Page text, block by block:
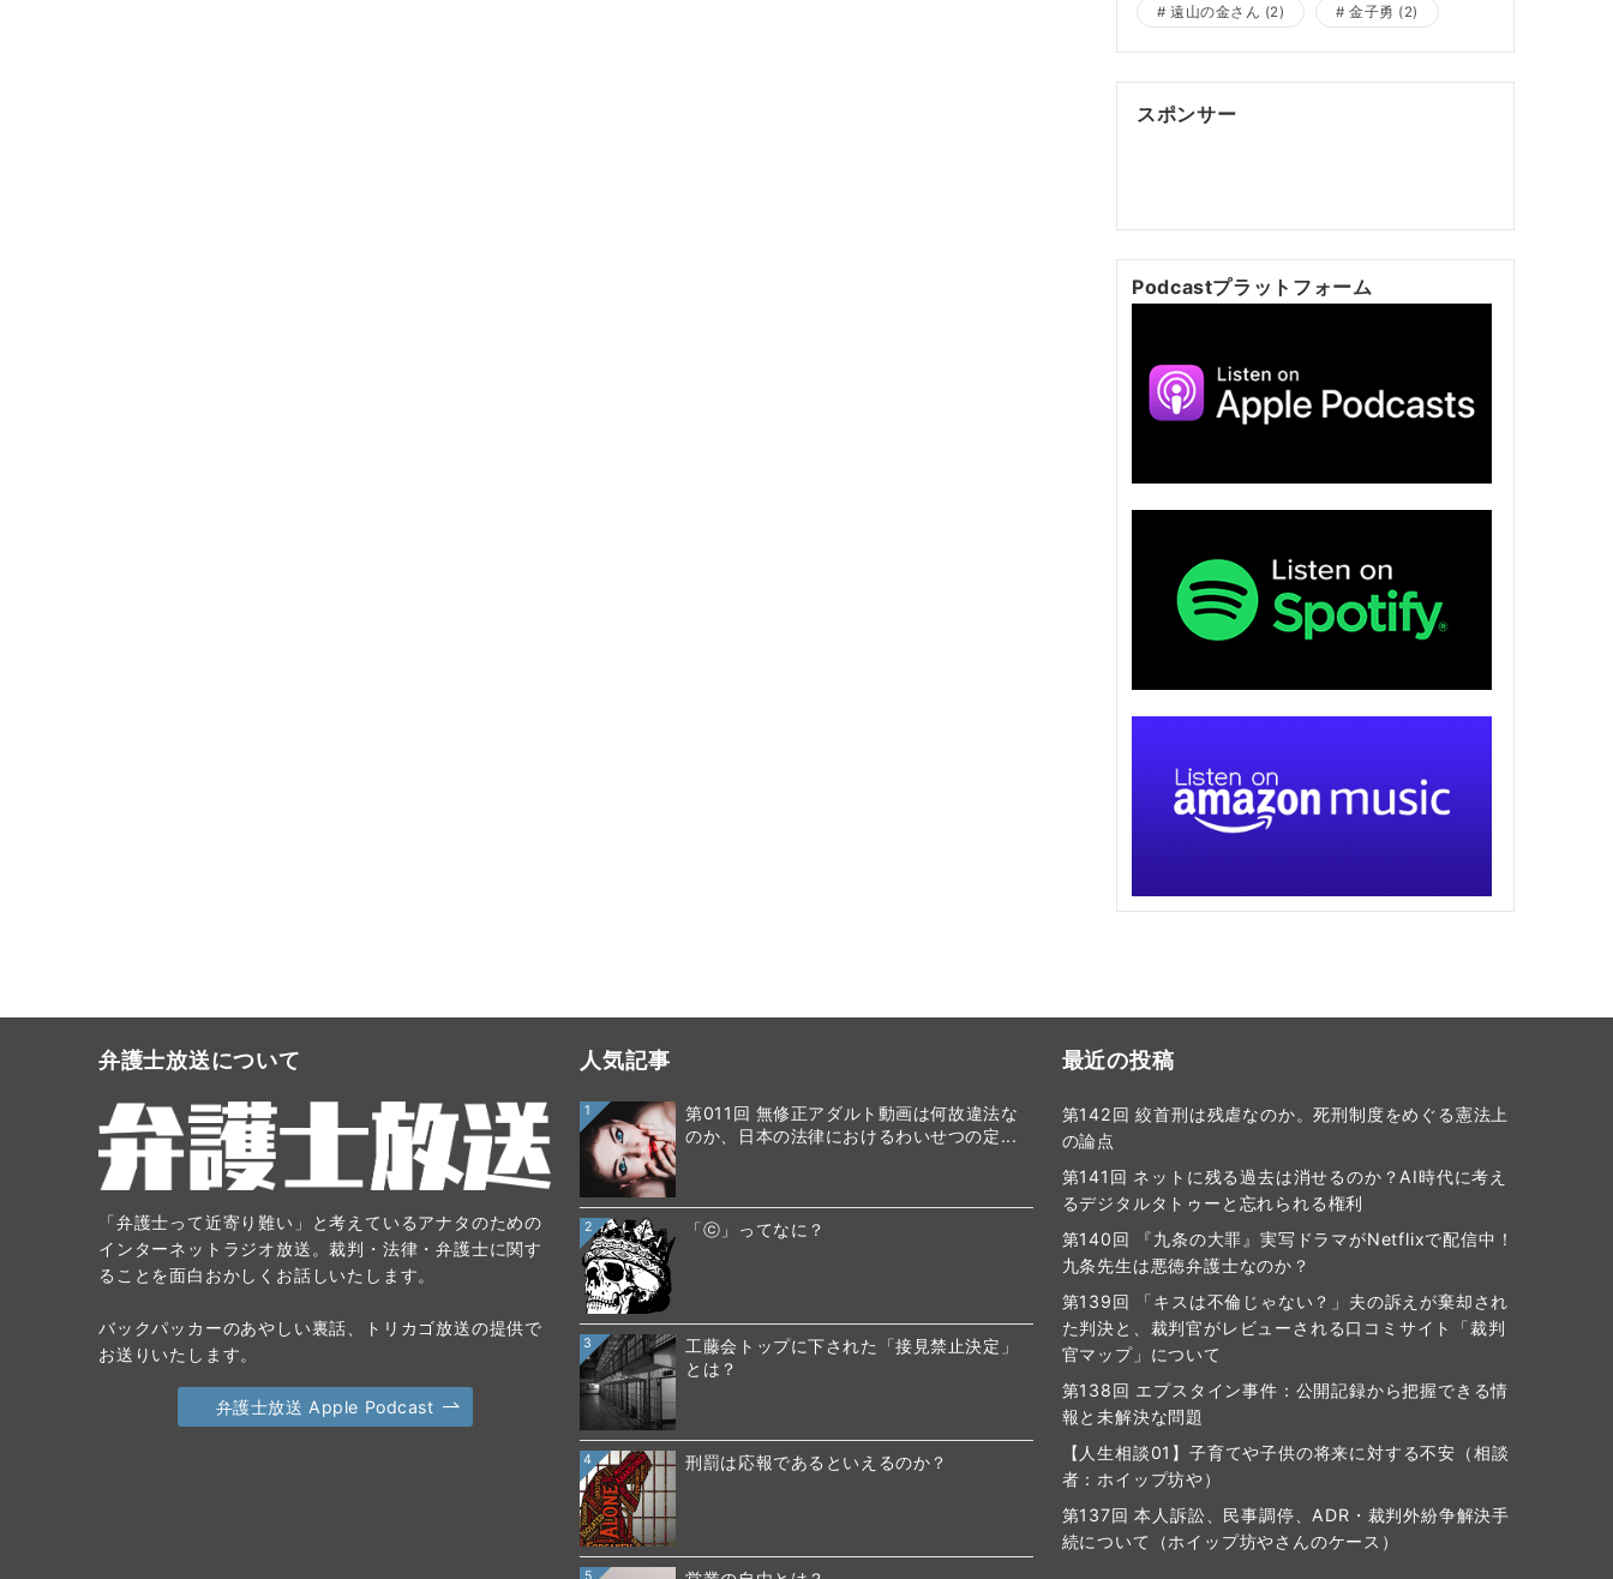
遠山の金さん (2) 金子勇 (2)
スポンサー
Podcastプラットフォーム
弁護士放送について
「弁護士って近寄り難い」と考えているアナタのための
インターネットラジオ放送。裁判・法律・弁護士に関す
ることを面白おかしくお話しいたします。
バックパッカーのあやしい裏話、トリカゴ放送の提供で
お送りいたします。
弁護士放送 Apple Podcast
人気記事
1
第011回 無修正アダルト動画は何故違法な
のか、日本の法律におけるわいせつの定...
2 「ⓒ」ってなに？
3
工藤会トップに下された「接見禁止決定」
とは？
4 刑罰は応報であるといえるのか？
最近の投稿
第142回 絞首刑は残虐なのか。死刑制度をめぐる憲法上
の論点
第141回 ネットに残る過去は消せるのか？AI時代に考え
るデジタルタトゥーと忘れられる権利
第140回 『九条の大罪』実写ドラマがNetflixで配信中！
九条先生は悪徳弁護士なのか？
第139回 「キスは不倫じゃない？」夫の訴えが棄却され
た判決と、裁判官がレビューされる口コミサイト「裁判
官マップ」について
第138回 エプスタイン事件：公開記録から把握できる情
報と未解決な問題
【人生相談01】子育てや子供の将来に対する不安（相談
者：ホイップ坊や）
第137回 本人訴訟、民事調停、ADR・裁判外紛争解決手
続について（ホイップ坊やさんのケース）